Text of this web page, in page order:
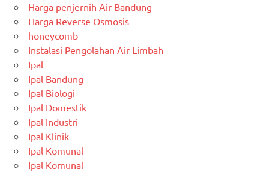
Harga penjernih Air Bandung
Harga Reverse Osmosis
honeycomb
Instalasi Pengolahan Air Limbah
Ipal
Ipal Bandung
Ipal Biologi
Ipal Domestik
Ipal Industri
Ipal Klinik
Ipal Komunal
Ipal Komunal